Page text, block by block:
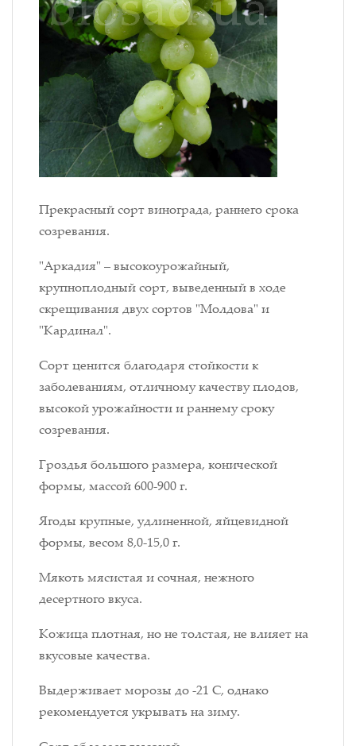
Прекрасный сорт винограда, раннего срока
созревания.
"Аркадия" – высокоурожайный,
крупноплодный сорт, выведенный в ходе
скрещивания двух сортов "Молдова" и
"Кардинал".
Сорт ценится благодаря стойкости к
заболеваниям, отличному качеству плодов,
высокой урожайности и раннему сроку
созревания.
Гроздья большого размера, конической
формы, массой 600-900 г.
Ягоды крупные, удлиненной, яйцевидной
формы, весом 8,0-15,0 г.
Мякоть мясистая и сочная, нежного
десертного вкуса.
Кожица плотная, но не толстая, не влияет на
вкусовые качества.
Выдерживает морозы до -21 С, однако
рекомендуется укрывать на зиму.